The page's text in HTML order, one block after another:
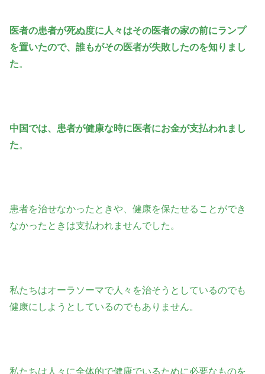
医者の患者が死ぬ度に人々はその医者の家の前にランプ
を置いたので、誰もがその医者が失敗したのを知りまし
た。
中国では、患者が健康な時に医者にお金が支払われまし
た
患者を治せなかったときや、健康を保たせることができ
なかったときは支払われませんでした。
私たちはオーラソーマで人々を治そうとしているのでも
健康にしようとしているのでもありません。
私たちは人々に全体的で健康でいるために必要なものを